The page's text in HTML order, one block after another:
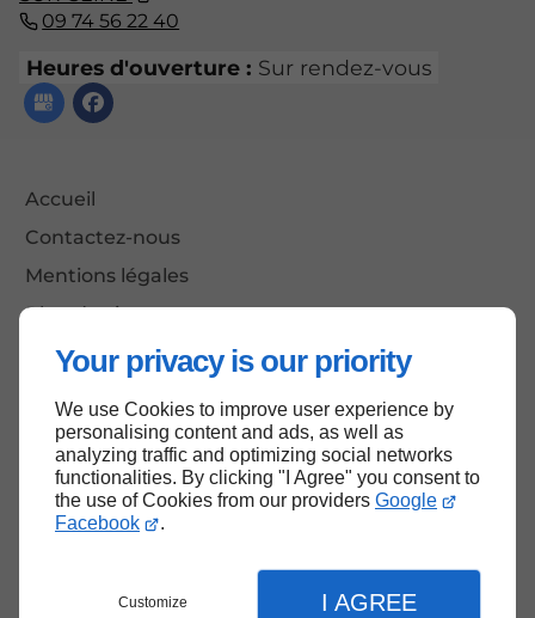
Your privacy is our priority
We use Cookies to improve user experience by
personalising content and ads, as well as
analyzing traffic and optimizing social networks
functionalities. By clicking "I Agree" you consent to
the use of Cookies from our providers Google
Facebook
.
Customize I AGREE
09 74 56 22 40
Heures d'ouverture : Sur rendez-vous
Accueil
Contactez-nous
Mentions légales
Plan du site
Haut de page